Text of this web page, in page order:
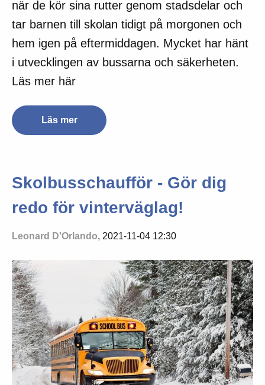
när de kör sina rutter genom stadsdelar och
tar barnen till skolan tidigt på morgonen och
hem igen på eftermiddagen. Mycket har hänt
i utvecklingen av bussarna och säkerheten.
Läs mer här
Läs mer
Skolbusschaufför - Gör dig
redo för vinterväglag!
Leonard D'Orlando, 2021-11-04 12:30